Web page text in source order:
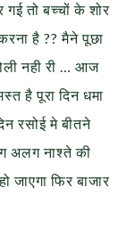
तो बच्चों के शोर
है ?? मैने पूछा
नही री … आज
है पूरा दिन धमा
रसोई मे बीतने
अलग नाश्ते की
जाएगा फिर बाजार